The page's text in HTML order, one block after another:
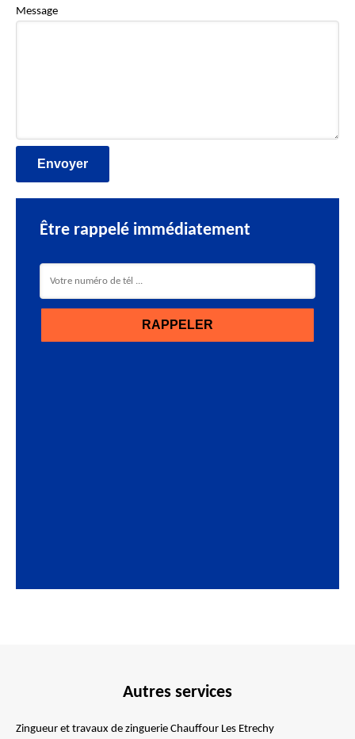
Message
Être rappelé immédiatement
Autres services
Zingueur et travaux de zinguerie Chauffour Les Etrechy